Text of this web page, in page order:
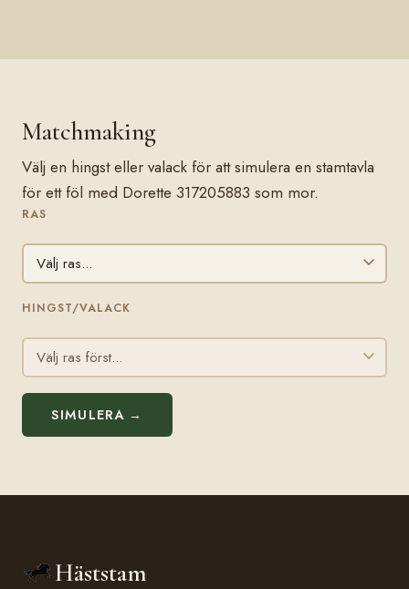
Matchmaking
Välj en hingst eller valack för att simulera en stamtavla
för ett föl med Dorette 317205883 som mor.
RAS
HINGST/VALACK
SIMULERA →
Häststam